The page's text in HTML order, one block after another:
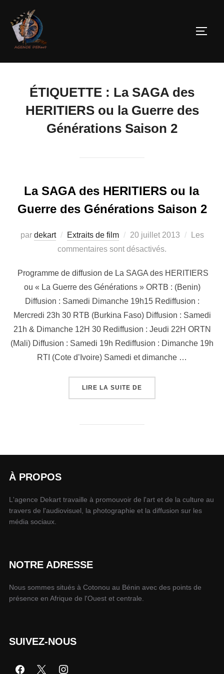
ÉTIQUETTE : La SAGA des
HERITIERS ou la Guerre des
Générations Saison 2
La SAGA des HERITIERS ou la
Guerre des Générations Saison 2
par dekart Extraits de film 20 juillet 2013
Les
commentaires sont désactivés.
Programme de diffusion de La SAGA des HERITIERS
ou « La Guerre des Générations » ORTB : (Benin)
Diffusion : Samedi Dimanche 19h15 Rediffusion :
Mercredi 23h 30 RTB (Burkina Faso) Diffusion : Samedi
21h & Dimanche 12H 30 Rediffusion : Jeudi 22H ORTN
(Mali) Diffusion : Samedi 19h Rediffusion : Dimanche 19h
RTI (Cote d’Ivoire) Samedi et dimanche …
LIRE LA SUITE DE
À PROPOS
L'agence Dekart travaille à promouvoir de l'art et de la culture au
travers de l'audiovisuel, la photographie et la diffusion sur les
média sociaux.
NOTRE ADRESSE
Nous sommes situés à Cotonou au Bénin avec des points de
présence en Afrique de l'Ouest et centrale.
SUIVEZ-NOUS